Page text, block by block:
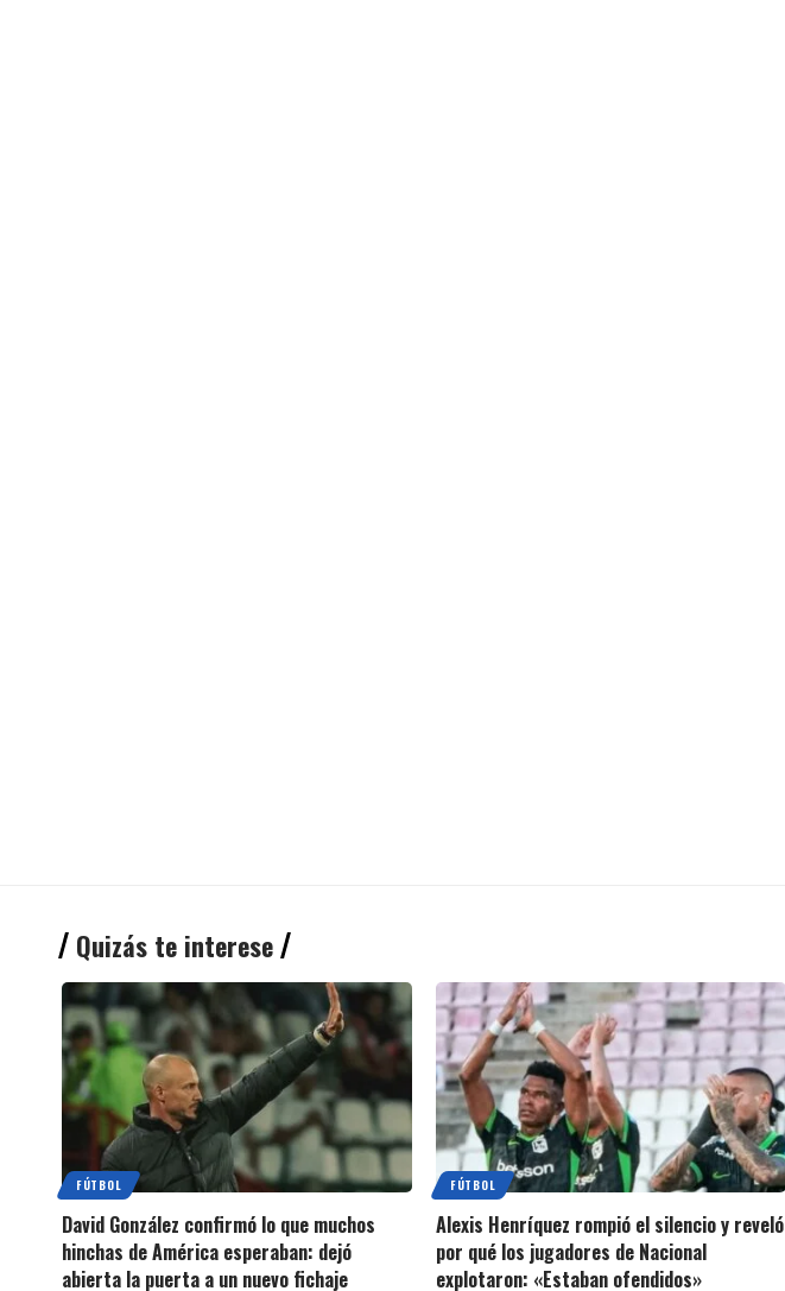
Quizás te interese
FÚTBOL
David González confirmó lo que muchos
hinchas de América esperaban: dejó
abierta la puerta a un nuevo fichaje
FÚTBOL
Alexis Henríquez rompió el silencio y reveló
por qué los jugadores de Nacional
explotaron: «Estaban ofendidos»